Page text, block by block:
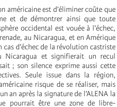
américaine est d’éliminer coûte que
et de démontrer ainsi que toute
occidental est vouée à l’échec,
au Nicaragua, et en Amérique
cas d’échec de la révolution castriste
et signifierait un recul
; son silence exprime aussi cette
Seule issue dans la région,
risque de se réaliser, mais
an après la signature de l’ALENA la
pourrait être une zone de libre-